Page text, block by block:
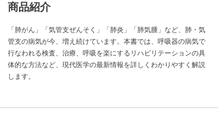
商品紹介
「肺がん」「気管支ぜんそく」「肺炎」「肺気腫」など、肺・気
管支の病気が今、増え続けています。本書では、呼吸器の病気で
行なわれる検査、治療、呼吸を楽にするリハビリテーションの具
体的な方法など、現代医学の最新情報を詳しくわかりやすく解説
します。